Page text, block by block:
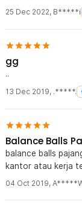
25 Dec 2022, B*****i
gg
..
13 Dec 2019, .*****.
Balance Balls
balance balls
kantor atau kerja
04 Oct 2019,